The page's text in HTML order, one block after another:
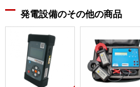
発電設備のその他の商品